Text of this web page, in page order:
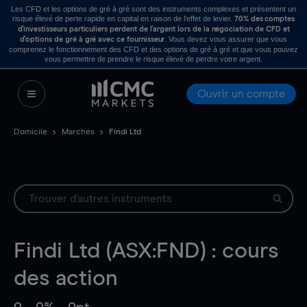
Les CFD et les options de gré à gré sont des instruments complexes et présentent un
risque élevé de perte rapide en capital en raison de l’effet de levier. 70% des comptes
d’investisseurs particuliers perdent de l’argent lors de la négociation de CFD et
d’options de gré à gré avec ce fournisseur . Vous devez vous assurer que vous
comprenez le fonctionnement des CFD et des options de gré à gré et que vous pouvez
vous permettre de prendre le risque élevé de perdre votre argent.
Ouvrir un compte
Domicile Marchés Findi Ltd
Findi Ltd (ASX:FND) : cours
des action